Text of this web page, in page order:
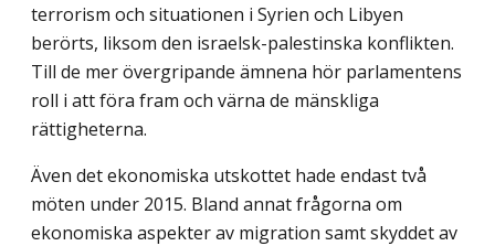
terrorism och situationen i Syrien och Libyen
berörts, liksom den israelsk-palestinska konflikten.
Till de mer övergripande ämnena hör parlamentens
roll i att föra fram och värna de mänskliga
rättigheterna.
Även det ekonomiska utskottet hade endast två
möten under 2015. Bland annat frågorna om
ekonomiska aspekter av migration samt skyddet av